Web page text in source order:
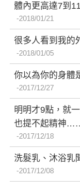
體內更高達7到
2018/01/21
很多人看到我的
2018/01/05
你以為你的身體
2017/12/27
明明才9點，就
也提不起精神
2017/12/18
洗髮乳、沐浴乳
2017/12/08